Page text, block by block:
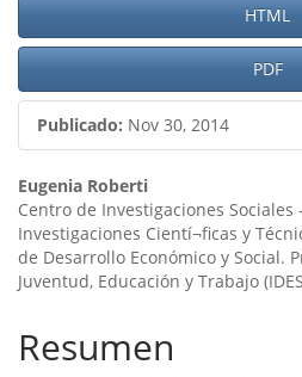
HTML
PDF
Publicado: Nov 30, 2014
Contenido
principal
del
Eugenia Roberti
Centro de Investigaciones Sociales
Investigaciones Cientí¬ficas y
de Desarrollo Económico y Social.
Juventud, Educación y Trabajo
Resumen